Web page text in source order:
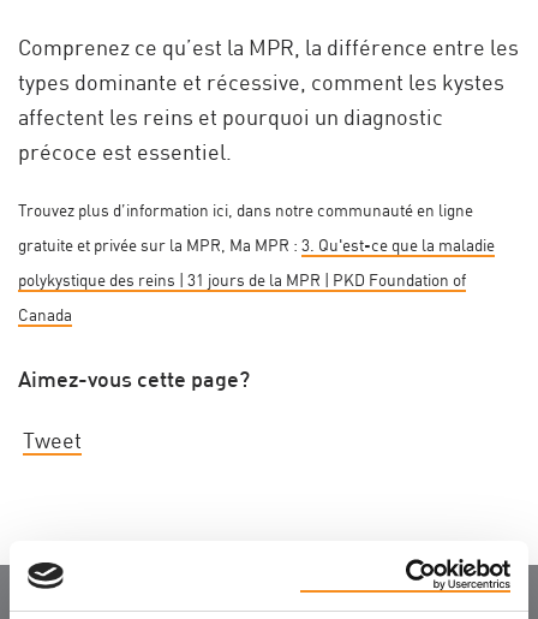
Comprenez ce qu’est la MPR, la différence entre les
types dominante et récessive, comment les kystes
affectent les reins et pourquoi un diagnostic
précoce est essentiel.
Trouvez plus d’information ici, dans notre communauté en ligne
gratuite et privée sur la MPR, Ma MPR : 3. Qu'est-ce que la maladie
polykystique des reins | 31 jours de la MPR | PKD Foundation of
Canada
Aimez-vous cette page?
Tweet